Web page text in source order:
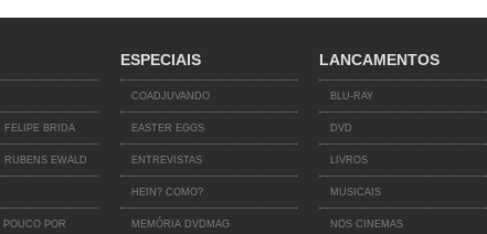
FELIPE BRIDA
RUBENS EWALD
POR
ESPECIAIS
COADJUVANDO
EASTER EGGS
ENTREVISTAS
HEIN? COMO?
MEMÓRIA DVDMAG
LANCAMENTOS
BLU-RAY
DVD
LIVROS
MUSICAIS
NOS CINEMAS